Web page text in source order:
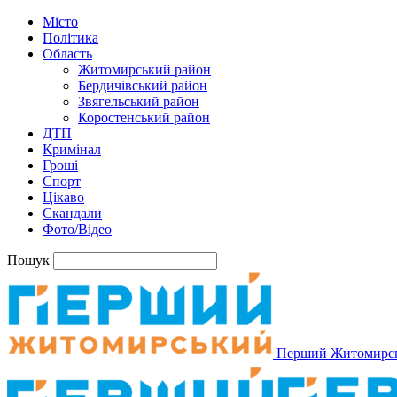
Місто
Політика
Область
Житомирський район
Бердичівський район
Звягельський район
Коростенський район
ДТП
Кримінал
Гроші
Спорт
Цікаво
Скандали
Фото/Відео
Пошук
Перший